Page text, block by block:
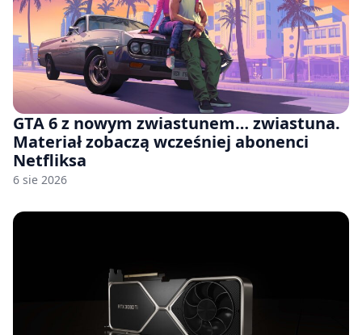
GTA 6 z nowym zwiastunem… zwiastuna.
Materiał zobaczą wcześniej abonenci
Netfliksa
6 sie 2026